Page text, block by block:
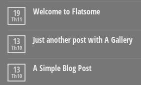
19
Th11
Welcome to Flatsome
13
Th10
Just another post with A Gallery
13
Th10
A Simple Blog Post